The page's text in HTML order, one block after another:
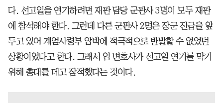
다. 선고일을 연기하려면 재판 담당 군판사 3명이 모두 재판
에 참석해야 한다. 그런데 다른 군판사 2명은 장군 진급을 앞
두고 있어 계엄사령부 압박에 적극적으로 반발할 수 없었던
상황이었다고 한다. 그래서 임 변호사가 선고일 연기를 막기
위해 총대를 메고 잠적했다는 것이다.